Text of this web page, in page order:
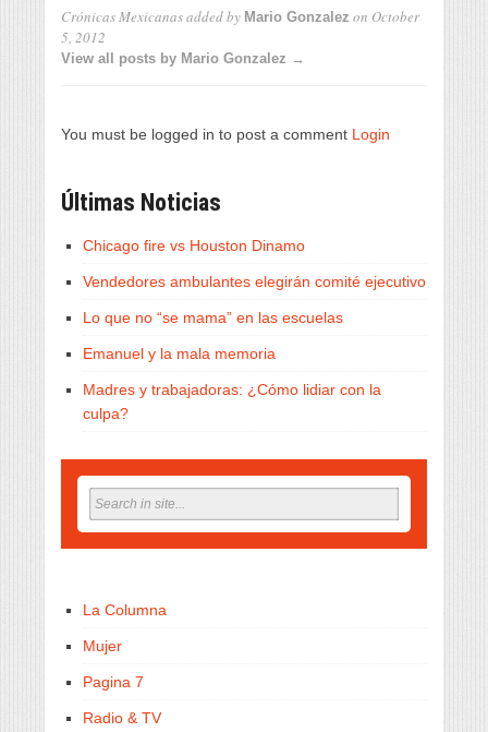
Crónicas Mexicanasadded by Mario Gonzalez on October
5, 2012
View all posts by Mario Gonzalez →
You must be logged in to post a comment Login
Últimas Noticias
Chicago fire vs Houston Dinamo
Vendedores ambulantes elegirán comité ejecutivo
Lo que no “se mama” en las escuelas
Emanuel y la mala memoria
Madres y trabajadoras: ¿Cómo lidiar con la
culpa?
La Columna
Mujer
Pagina 7
Radio & TV